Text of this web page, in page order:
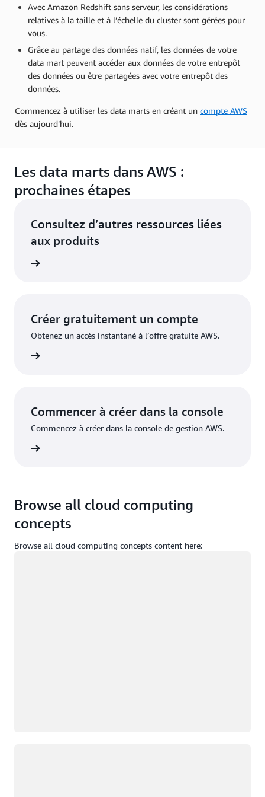
Avec Amazon Redshift sans serveur, les considérations
relatives à la taille et à l’échelle du cluster sont gérées pour
vous.
Grâce au partage des données natif, les données de votre
data mart peuvent accéder aux données de votre entrepôt
des données ou être partagées avec votre entrepôt des
données.
Commencez à utiliser les data marts en créant un compte AWS
dès aujourd’hui.
Les data marts dans AWS :
prochaines étapes
Consultez d’autres ressources liées
aux produits
Créer gratuitement un compte
Obtenez un accès instantané à l’offre gratuite AWS.
Commencer à créer dans la console
Commencez à créer dans la console de gestion AWS.
Browse all cloud computing
concepts
Browse all cloud computing concepts content here: